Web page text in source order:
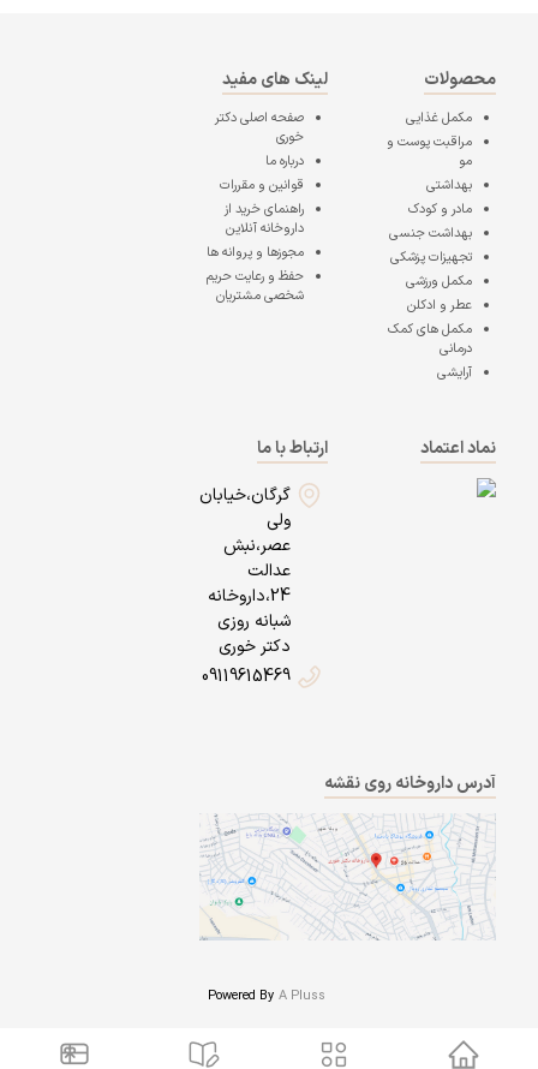
محصولات
مکمل غذایی
مراقبت پوست و
مو
بهداشتی
مادر و کودک
بهداشت جنسی
تجهیزات پزشکی
مکمل ورزشی
عطر و ادکلن
مکمل های کمک
درمانی
آرایشی
لینک های مفید
صفحه اصلیدکتر
خوری
درباره ما
قوانین و مقررات
راهنمای خرید از
داروخانه آنلاین
مجوزها و پروانه ها
حفظ و رعایت حریم
شخصی مشتریان
نماد اعتماد
ارتباط با ما
گرگان،خیابان
ولی
عصر،نبش
عدالت
24،داروخانه
شبانه روزی
دکتر خوری
09119615469
آدرس داروخانه روی نقشه
A Pluss
Powered By